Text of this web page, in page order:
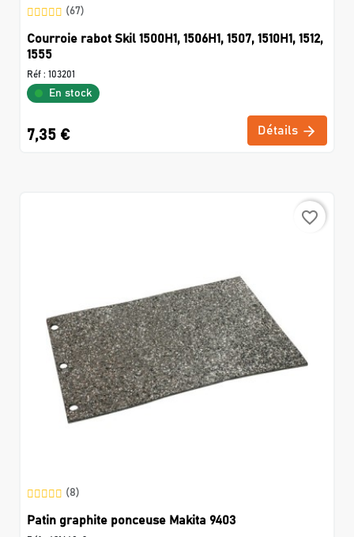
(67)
Courroie rabot Skil 1500H1, 1506H1, 1507, 1510H1, 1512,
1555
Réf : 103201
En stock
7,35 € Détails
favorite_border
(8)
Patin graphite ponceuse Makita 9403